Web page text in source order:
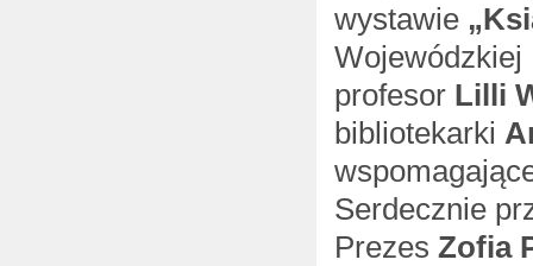
wystawie
Wojewódzkiej
profesor Lilli
bibliotekarki
Serdecznie
Prezes Zofia